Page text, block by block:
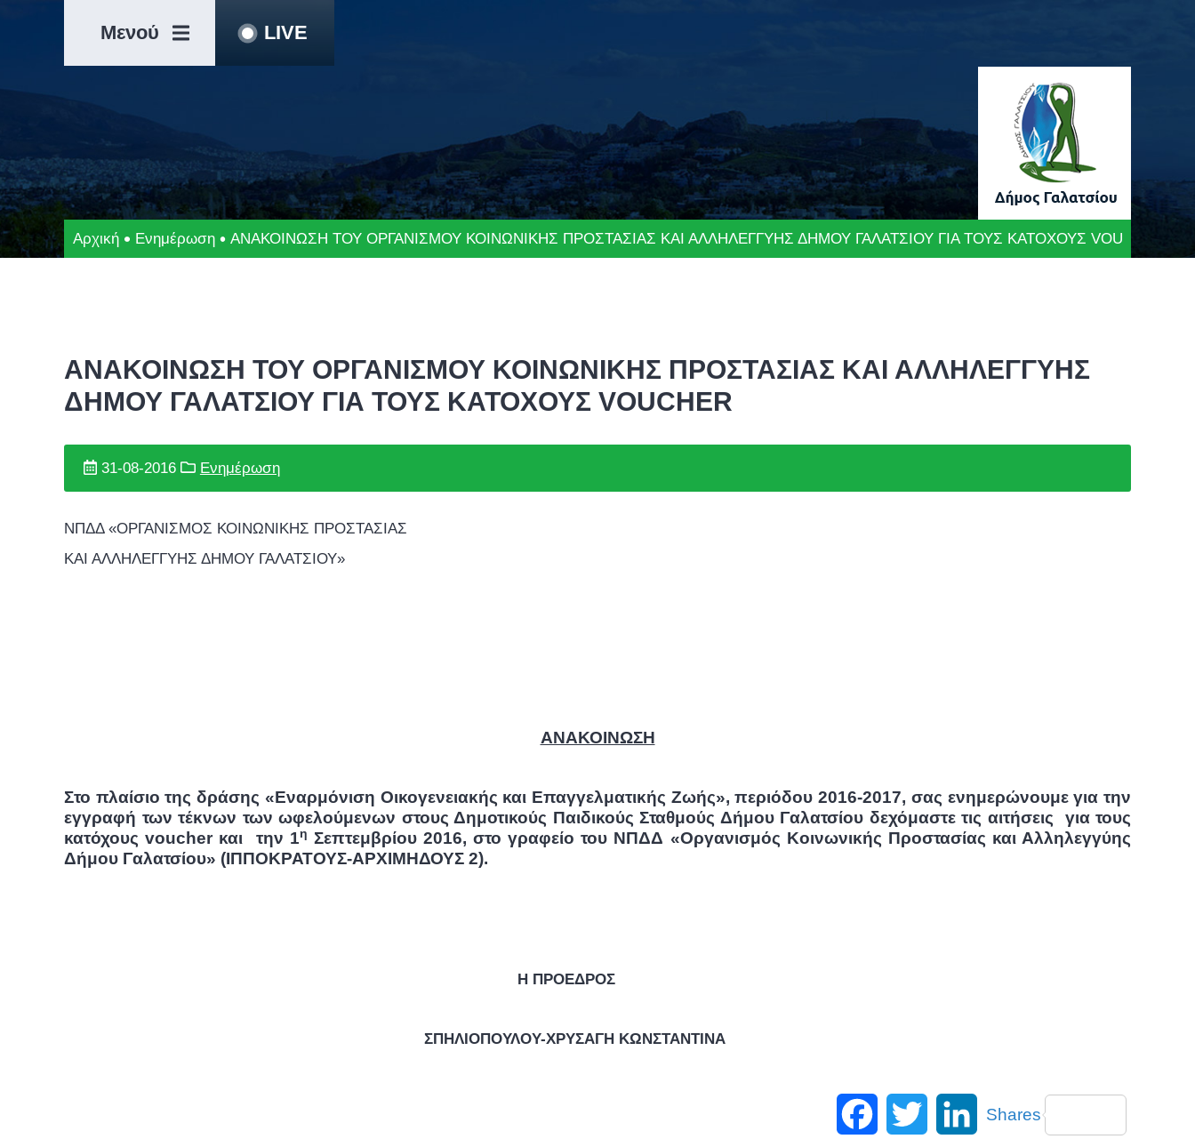
πλοήγησης
Μενού LIVE
Αρχική Ενημέρωση ΑΝΑΚΟΙΝΩΣΗ ΤΟΥ ΟΡΓΑΝΙΣΜΟΥ ΚΟΙΝΩΝΙΚΗΣ ΠΡΟΣΤΑΣΙΑΣ ΚΑΙ ΑΛΛΗΛΕΓΓΥΗΣ ΔΗΜΟΥ ΓΑΛΑΤΣΙΟΥ ΓΙΑ ΤΟΥΣ ΚΑΤΟΧΟΥΣ VOUCHER
ΑΝΑΚΟΙΝΩΣΗ ΤΟΥ ΟΡΓΑΝΙΣΜΟΥ ΚΟΙΝΩΝΙΚΗΣ ΠΡΟΣΤΑΣΙΑΣ ΚΑΙ ΑΛΛΗΛΕΓΓΥΗΣ
ΔΗΜΟΥ ΓΑΛΑΤΣΙΟΥ ΓΙΑ ΤΟΥΣ ΚΑΤΟΧΟΥΣ VOUCHER
31-08-2016 Ενημέρωση
ΝΠΔΔ «ΟΡΓΑΝΙΣΜΟΣ ΚΟΙΝΩΝΙΚΗΣ ΠΡΟΣΤΑΣΙΑΣ
ΚΑΙ ΑΛΛΗΛΕΓΓΥΗΣ ΔΗΜΟΥ ΓΑΛΑΤΣΙΟΥ»
ΑΝΑΚΟΙΝΩΣΗ
Στο πλαίσιο της δράσης «Εναρμόνιση Οικογενειακής και Επαγγελματικής Ζωής», περιόδου 2016-2017, σας ενημερώνουμε για την
εγγραφή των τέκνων των ωφελούμενων στους Δημοτικούς Παιδικούς Σταθμούς Δήμου Γαλατσίου δεχόμαστε τις αιτήσεις για τους
κατόχουςvoucher και την 1η Σεπτεμβρίου 2016, στο γραφείο του ΝΠΔΔ «Οργανισμός Κοινωνικής Προστασίας και Αλληλεγγύης
Δήμου Γαλατσίου» (ΙΠΠΟΚΡΑΤΟΥΣ-ΑΡΧΙΜΗΔΟΥΣ 2).
Η ΠΡΟΕΔΡΟΣ
ΣΠΗΛΙΟΠΟΥΛΟΥ-ΧΡΥΣΑΓΗ ΚΩΝΣΤΑΝΤΙΝΑ
FacebookTwitter
Shares